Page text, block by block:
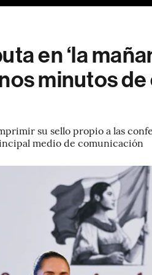
en ‘la
minutos
su sello propio a las
medio de comunicación